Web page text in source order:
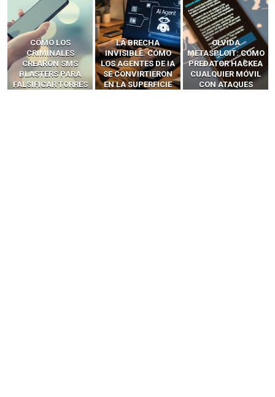
LA BRECHA
INVISIBLE: CÓMO
LOS AGENTES DE IA
SE CONVIRTIERON
EN LA SUPERFICIE
OLVIDA
METASPLOIT: CÓMO
PREDATOR HACKEA
CUALQUIER MÓVIL
CON ATAQUES
CÓMO LOS HACKERS
INTERCEPTAN OTPS
Y LLAMADAS
MÓVILES SIN
‘HACKEAR’ — EL